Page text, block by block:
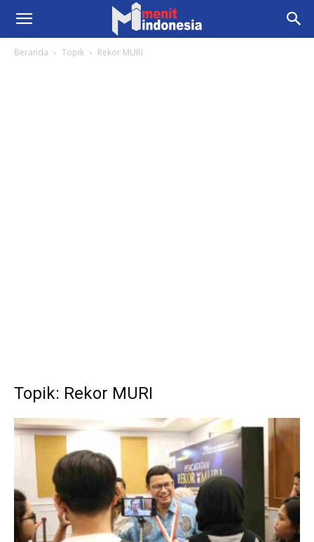
Beranda Topik Rekor MURI
Topik: Rekor MURI